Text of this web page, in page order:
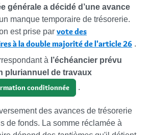
générale a décidé d’une avance
manque temporaire de trésorerie.
est prise par vote des
à la double majorité de l'article 26 .
à l’échéancier prévu
pluriannuel de travaux
conditionnée .
des avances de trésorerie
de fonds. La somme réclamée à